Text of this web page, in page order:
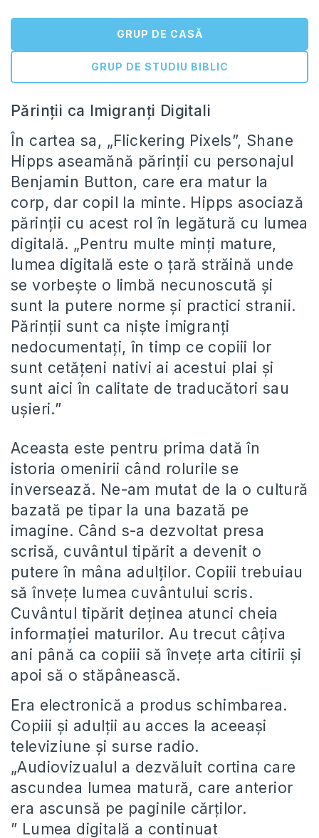
GRUP DE CASĂ
GRUP DE STUDIU BIBLIC
Părinții ca Imigranți Digitali
În cartea sa, „Flickering Pixels”, Shane
Hipps aseamănă părinții cu personajul
Benjamin Button, care era matur la
corp, dar copil la minte. Hipps asociază
părinții cu acest rol în legătură cu lumea
digitală. „Pentru multe minți mature,
lumea digitală este o țară străină unde
se vorbește o limbă necunoscută și
sunt la putere norme și practici stranii.
Părinții sunt ca niște imigranți
nedocumentați, în timp ce copiii lor
sunt cetățeni nativi ai acestui plai și
sunt aici în calitate de traducători sau
ușieri.”
Aceasta este pentru prima dată în
istoria omenirii când rolurile se
inversează. Ne-am mutat de la o cultură
bazată pe tipar la una bazată pe
imagine. Când s-a dezvoltat presa
scrisă, cuvântul tipărit a devenit o
putere în mâna adulților. Copiii trebuiau
să învețe lumea cuvântului scris.
Cuvântul tipărit deținea atunci cheia
informației maturilor. Au trecut câțiva
ani până ca copiii să învețe arta citirii și
apoi să o stăpânească.
Era electronică a produs schimbarea.
Copiii și adulții au acces la aceeași
televiziune și surse radio.
„Audiovizualul a dezvăluit cortina care
ascundea lumea matură, care anterior
era ascunsă pe paginile cărților.
” Lumea digitală a continuat